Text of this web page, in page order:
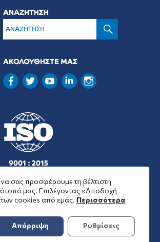
ΑΝΑΖΗΤΗΣΗ
ΑΚΟΛΟΥΘΗΣΤΕ ΜΑΣ
9001 : 2015
με
σας προσφέρουμε τη βέλτιστη
μας. Επιλέγοντας «Αποδοχή
των cookies από εμάς. Περισσότερα
Απόρριψη Ρυθμίσεις